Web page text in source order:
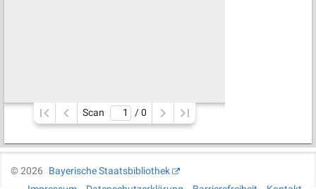
Scan / 0
©2026
Bayerische Staatsbibliothek